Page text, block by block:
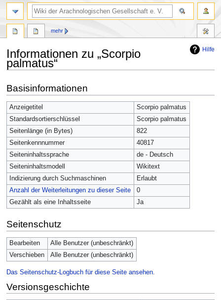
Hilfe
Informationen zu „Scorpio
palmatus“
Navigation
springen
Suche
springen
Basisinformationen
Anzeigetitel
Scorpio palmatus
Standardsortierschlüssel
Scorpio palmatus
Seitenlänge (in Bytes)
822
Seitenkennnummer
40817
Seiteninhaltssprache
de - Deutsch
Seiteninhaltsmodell
Wikitext
Indizierung durch Suchmaschinen
Erlaubt
Anzahl der Weiterleitungen zu dieser Seite
0
Gezählt als eine Inhaltsseite
Ja
Seitenschutz
Bearbeiten
Alle Benutzer (unbeschränkt)
Verschieben
Alle Benutzer (unbeschränkt)
Das Seitenschutz-Logbuch für diese Seite ansehen.
Versionsgeschichte
mehr